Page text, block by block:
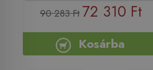
90 283 Ft 72 310 Ft
Kosárba